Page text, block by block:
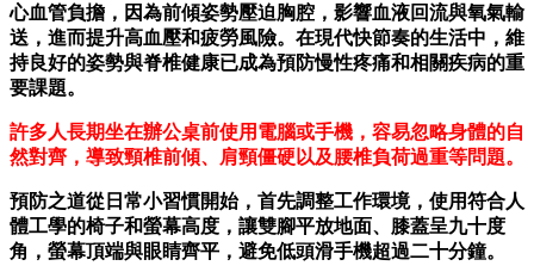
心血管負擔，因為前傾姿勢壓迫胸腔，影響血液回流與氧氣輸
送，進而提升高血壓和疲勞風險。在現代快節奏的生活中，維
持良好的姿勢與脊椎健康已成為預防慢性疼痛和相關疾病的重
要課題。
許多人長期坐在辦公桌前使用電腦或手機，容易忽略身體的自
然對齊，導致頸椎前傾、肩頸僵硬以及腰椎負荷過重等問題。
預防之道從日常小習慣開始，首先調整工作環境，使用符合人
體工學的椅子和螢幕高度，讓雙腳平放地面、膝蓋呈九十度
角，螢幕頂端與眼睛齊平，避免低頭滑手機超過二十分鐘。